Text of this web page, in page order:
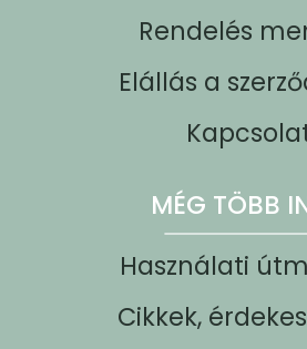
Rendelés
Elállás a
MÉG TÖBB
Használati
Cikkek,